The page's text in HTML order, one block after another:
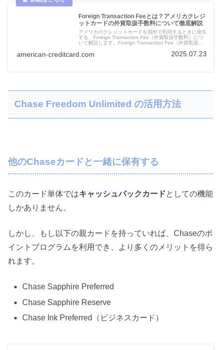
Foreign Transaction Feeとは？アメリカクレジ
ットカードの外貨取扱手数料について徹底解説
アメリカのクレジットカードを国外で利用するときに発生
する、Foreign Transaction Fee（外貨取扱手数料）につ
いて解説します。Foreign Transaction Fee（外貨取扱手
介します。
american-creditcard.com 2025.07.23
Chase Freedom Unlimited の活用方法
他のChaseカードと一緒に保有する
このカード単体ではキャッシュバックカードとしての機能
しかありません。
しかし、もし以下の親カードを持っていれば、Chaseのポ
イントプログラムを利用でき、より多くのメリットを得ら
れます。
Chase Sapphire Preferred
Chase Sapphire Reserve
Chase Ink Preferred（ビジネスカード）